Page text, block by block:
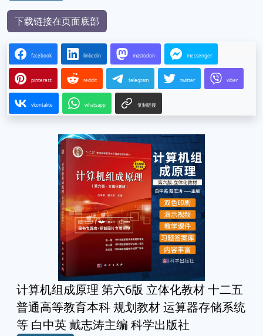
下载链接在页面底部
facebook linkedin mastodon messenger
pinterest reddit telegram twitter viber
vkontakte whatsapp 复制链接
计算机组成原理 第六6版 立体化教材 十二五
普通高等教育本科 规划教材 运算器存储系统
等 白中英 戴志涛主编 科学出版社